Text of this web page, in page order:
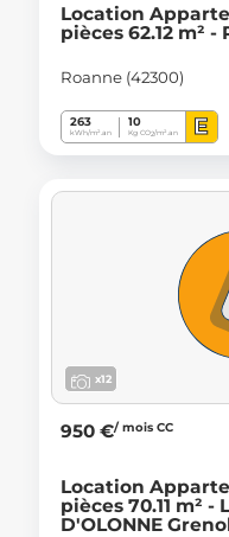
Location
pièces 62.12 m² -
Roanne (42300)
263
kWh/m².an
10
Kg CO2/m².an E
x12
950 €/ mois CC
Location
pièces 70.11 m² -
D'OLONNE